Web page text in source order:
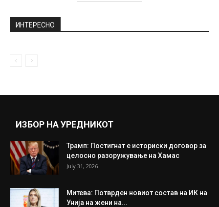
ИНТЕРЕСНО
ИЗБОР НА УРЕДНИКОТ
Трамп: Постигнат е историски договор за
целосно разоружување на Хамас
July 31, 2026
Митева: Потврден новиот состав на ИК на
Унија на жени на...